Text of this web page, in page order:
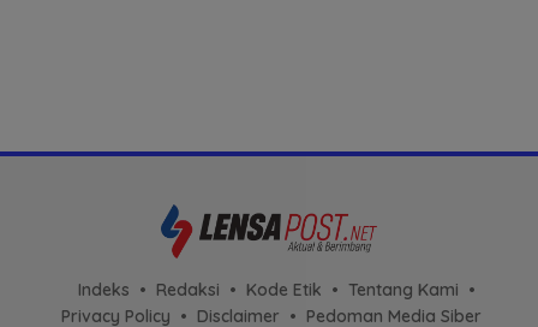
Indeks Redaksi Kode Etik
Tentang Kami
Privacy Policy
Disclaimer Pedoman Media Siber